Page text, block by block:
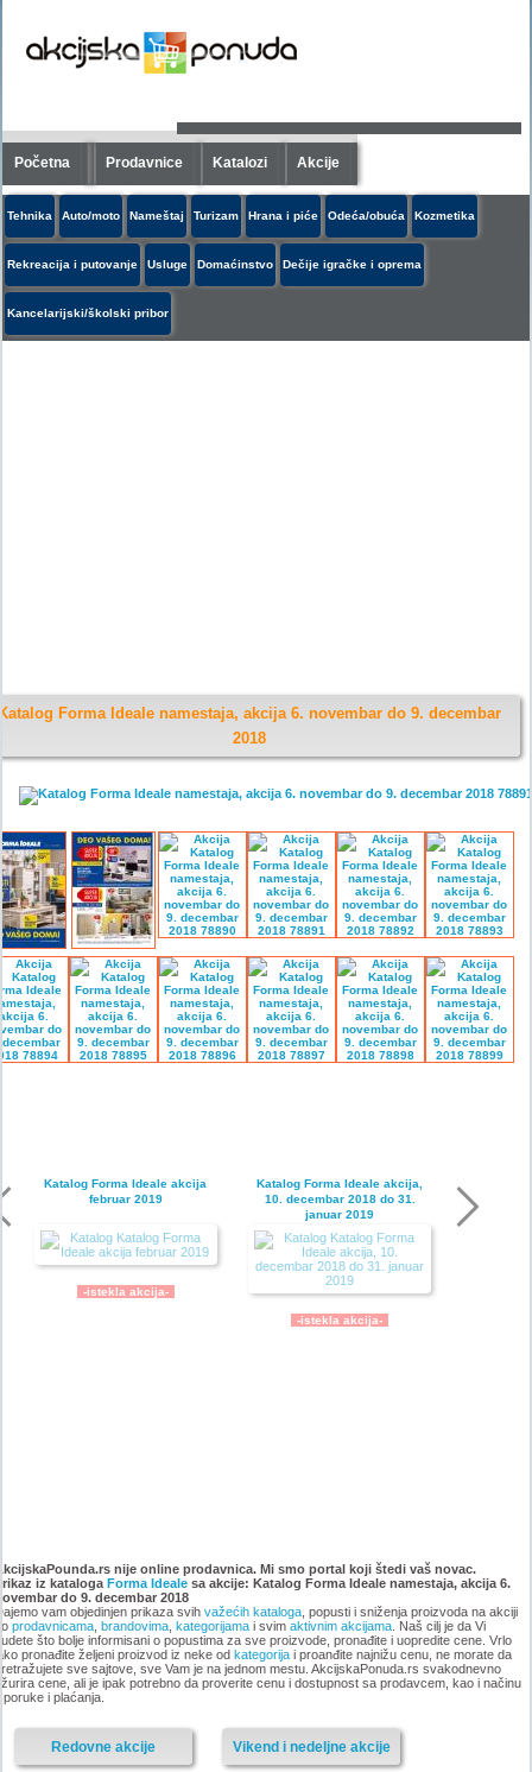
Početna Prodavnice Katalozi Akcije
Tehnika Auto/moto Nameštaj Turizam Hrana i piće Odeća/obuća Kozmetika
Rekreacija i putovanje Usluge Domaćinstvo Dečije igračke i oprema
Kancelarijski/školski pribor
Forma Ideale namestaja, akcija 6. novembar do 9. decembar
2018
Katalog Forma Ideale akcija
februar 2019
-istekla akcija-
Katalog Forma Ideale akcija,
10. decembar 2018 do 31.
januar 2019
-istekla akcija-
namestaja, akcija 6. novembar
do 9. decembar 2018
-istekla akcija-
oktobar 2018
-istekla akcija-
nije online prodavnica. Mi smo portal koji štedi vaš novac.
iz kataloga Forma Idealesa akcije: Katalog Forma Ideale namestaja, akcija 6.
do 9. decembar 2018
vam objedinjen prikaza svih važećih kataloga, popusti i sniženja proizvoda na akciji
prodavnicama, brandovima, kategorijamai svim aktivnim akcijama. Naš cilj je da Vi
što bolje informisani o popustima za sve proizvode, pronađite i uopredite cene. Vrlo
pronađite željeni proizvod iz neke od kategorijai proanđite najnižu cenu, ne morate da
sve sajtove, sve Vam je na jednom mestu. AkcijskaPonuda.rs svakodnevno
cene, ali je ipak potrebno da proverite cenu i dostupnost sa prodavcem, kao i načinu
i plaćanja.
Vikend i nedeljne akcije
Redovne akcije